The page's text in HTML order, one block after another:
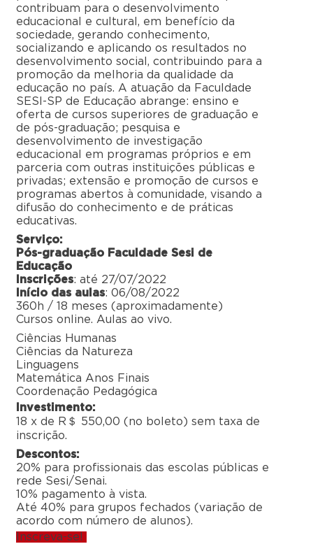
contribuam para o desenvolvimento
educacional e cultural, em benefício da
sociedade, gerando conhecimento,
socializando e aplicando os resultados no
desenvolvimento social, contribuindo para a
promoção da melhoria da qualidade da
educação no país. A atuação da Faculdade
SESI-SP de Educação abrange: ensino e
oferta de cursos superiores de graduação e
de pós-graduação; pesquisa e
desenvolvimento de investigação
educacional em programas próprios e em
parceria com outras instituições públicas e
privadas; extensão e promoção de cursos e
programas abertos à comunidade, visando a
difusão do conhecimento e de práticas
educativas.
Serviço:
Pós-graduação Faculdade Sesi de
Educação
Inscrições: até 27/07/2022
Início das aulas: 06/08/2022
360h / 18 meses (aproximadamente)
Cursos online. Aulas ao vivo.
Ciências Humanas
Ciências da Natureza
Linguagens
Matemática Anos Finais
Coordenação Pedagógica
Investimento:
18 x de R＄ 550,00 (no boleto) sem taxa de
inscrição.
Descontos:
20% para profissionais das escolas públicas e
rede Sesi/Senai.
10% pagamento à vista.
Até 40% para grupos fechados (variação de
acordo com número de alunos).
Inscreva-se!